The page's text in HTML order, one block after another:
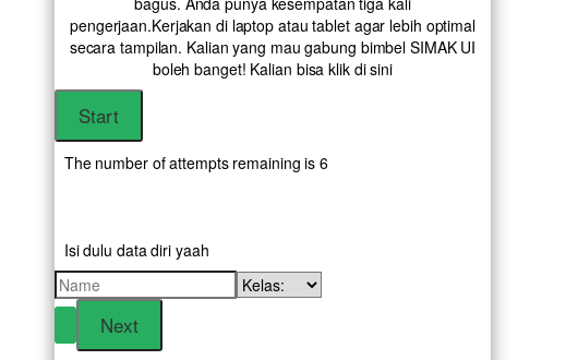
pengerjaan.Kerjakan di laptop atau tablet agar lebih optimal
secara tampilan. Kalian yang mau gabung bimbel SIMAK UI
boleh banget! Kalian bisa klik di sini
The number of attempts remaining is 6
Isi dulu data diri yaah